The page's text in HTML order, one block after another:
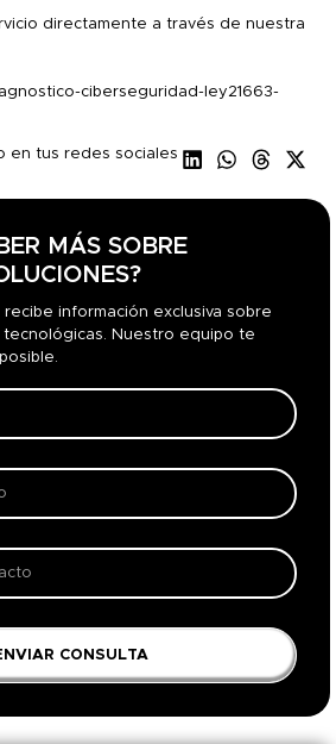
directamente a través de nuestra
ciberseguridad-ley21663-
en tus redes sociales
MÁS SOBRE
información exclusiva sobre
Nuestro equipo te
CONSULTA